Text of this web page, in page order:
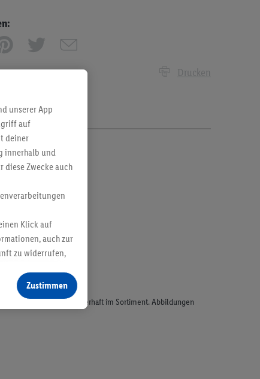
Drucken
sind nicht alle dauerhaft im Sortiment. Abbildungen
unserer App
auf
deiner
innerhalb und
diese Zwecke auch
Klick auf
auch zur
zu widerrufen,
Zustimmen